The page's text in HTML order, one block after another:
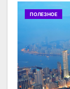
ПОЛЕЗНОЕ